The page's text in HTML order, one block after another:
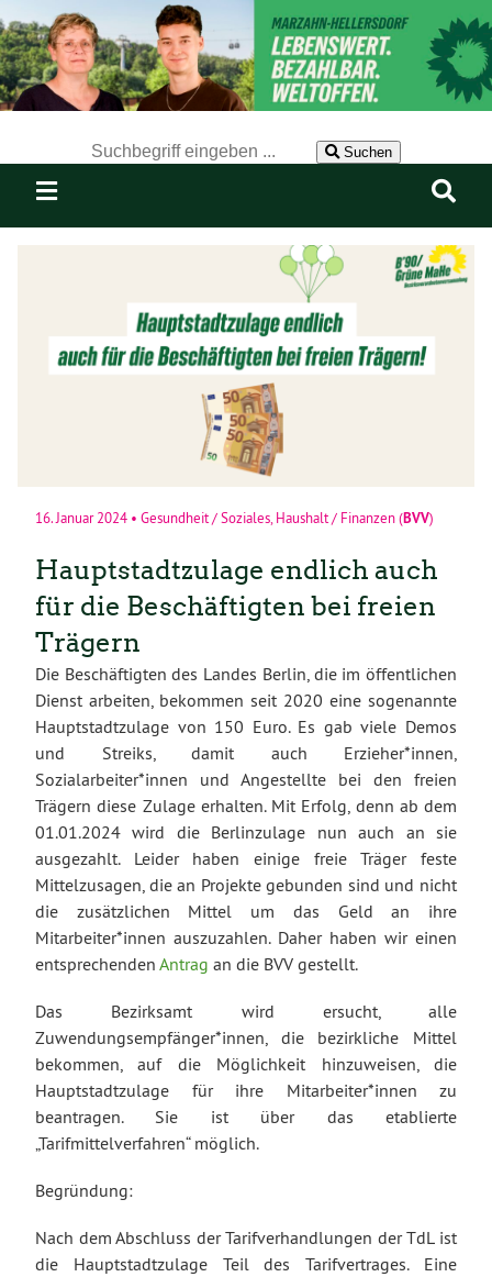
Suchen
16. Januar 2024 • Gesundheit / Soziales Haushalt / Finanzen(BVV)
Hauptstadtzulage endlich auch
für die Beschäftigten bei freien
Trägern
Die Beschäftigten des Landes Berlin, die im öffentlichen
Dienst arbeiten, bekommen seit 2020 eine sogenannte
Hauptstadtzulage von 150 Euro. Es gab viele Demos
und Streiks, damit auch Erzieher*innen,
Sozialarbeiter*innen und Angestellte bei den freien
Trägern diese Zulage erhalten. Mit Erfolg, denn ab dem
01.01.2024 wird die Berlinzulage nun auch an sie
ausgezahlt. Leider haben einige freie Träger feste
Mittelzusagen, die an Projekte gebunden sind und nicht
die zusätzlichen Mittel um das Geld an ihre
Mitarbeiter*innen auszuzahlen. Daher haben wir einen
entsprechenden Antrag an die BVV gestellt.
Das Bezirksamt wird ersucht, alle
Zuwendungsempfänger*innen, die bezirkliche Mittel
bekommen, auf die Möglichkeit hinzuweisen, die
Hauptstadtzulage für ihre Mitarbeiter*innen zu
beantragen. Sie ist über das etablierte
„Tarifmittelverfahren“ möglich.
Begründung:
Nach dem Abschluss der Tarifverhandlungen der TdL ist
die Hauptstadtzulage Teil des Tarifvertrages. Eine